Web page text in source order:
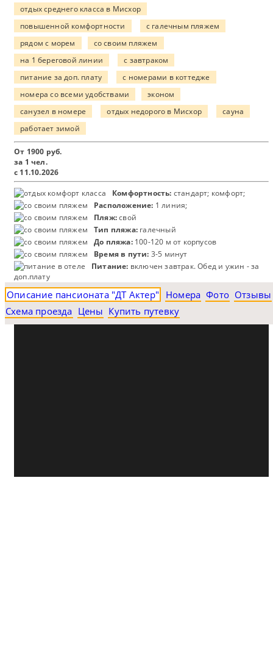
отдых среднего класса в Мисхор
повышенной комфортности
с галечным пляжем
рядом с морем
со своим пляжем
на 1 береговой линии
с завтраком
питание за доп. плату
с номерами в коттедже
номера со всеми удобствами
эконом
санузел в номере
отдых недорого в Мисхор
сауна
работает зимой
От 1900 руб.
за 1 чел.
с 11.10.2026
Комфортность: стандарт; комфорт;
Расположение: 1 линия;
Пляж:свой
Тип пляжа: галечный
До пляжа:100-120 м от корпусов
Время в пути: 3-5 минут
Питание: включен завтрак. Обед и ужин - за
доп.плату
Описание пансионата "ДТ Актер" Номера Фото Отзывы
Схема проезда Цены Купить путевку